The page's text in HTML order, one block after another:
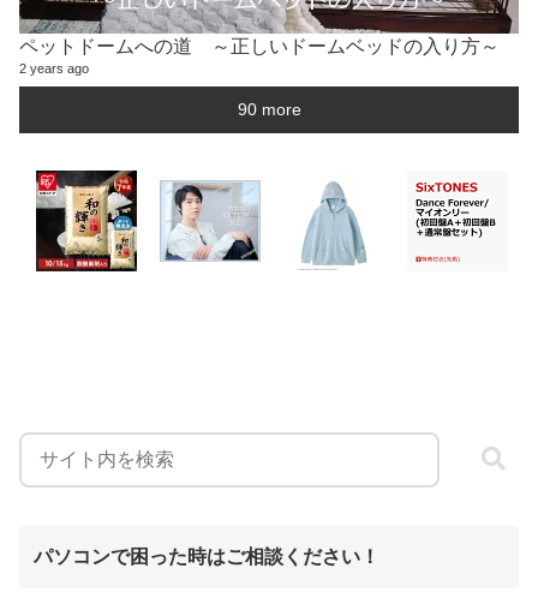
ペットドームへの道 ～正しいドームベッドの入り方～
2 years ago
90 more
パソコンで困った時はご相談ください！